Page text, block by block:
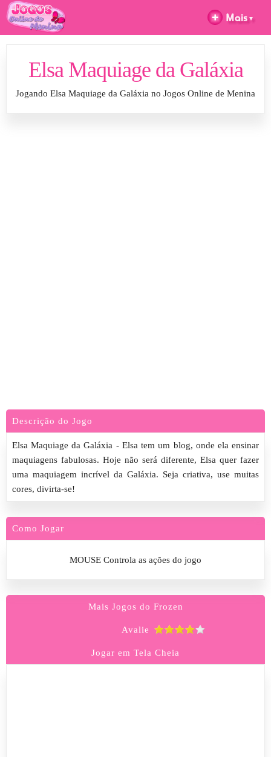
Elsa Maquiage da Galáxia
Jogando Elsa Maquiage da Galáxia no Jogos Online de Menina
Descrição do Jogo
Elsa Maquiage da Galáxia - Elsa tem um blog, onde ela ensinar
maquiagens fabulosas. Hoje não será diferente, Elsa quer fazer
uma maquiagem incrível da Galáxia. Seja criativa, use muitas
cores, divirta-se!
Como Jogar
MOUSE Controla as ações do jogo
Mais Jogos do Frozen
Avalie
Jogar em Tela Cheia